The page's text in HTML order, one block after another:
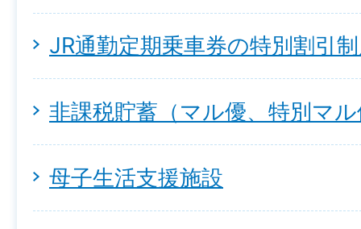
JR通勤定期乗車券の特別割引
非課税貯蓄（マル優、特別マ
母子生活支援施設